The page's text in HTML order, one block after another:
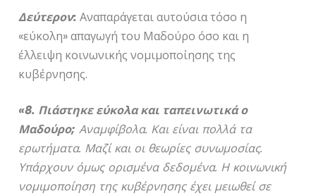
Δεύτερον: Αναπαράγεται αυτούσια τόσο η
«εύκολη» απαγωγή του Μαδούρο όσο και η
έλλειψη κοινωνικής νομιμοποίησης της
κυβέρνησης.
«8. Πιάστηκε εύκολα και ταπεινωτικά ο
Μαδούρο; Αναμφίβολα. Και είναι πολλά τα
ερωτήματα. Μαζί και οι θεωρίες συνωμοσίας.
Υπάρχουν όμως ορισμένα δεδομένα. Η κοινωνική
νομιμοποίηση της κυβέρνησης έχει μειωθεί σε